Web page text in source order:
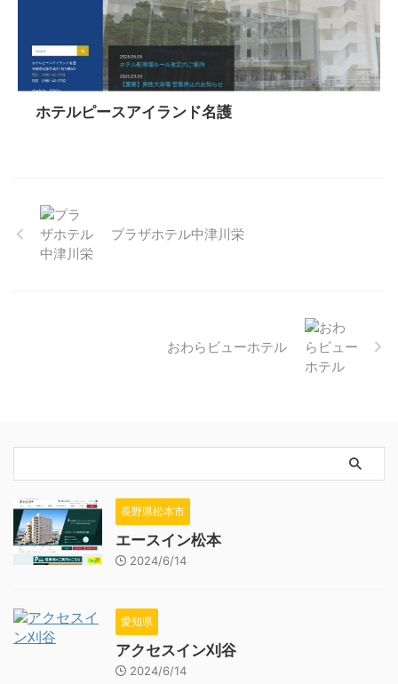
ホテルピースアイランド名護
プラザホテル中津川栄
おわらビューホテル
長野県松本市
エースイン松本
2024/6/14
愛知県
アクセスイン刈谷
2024/6/14